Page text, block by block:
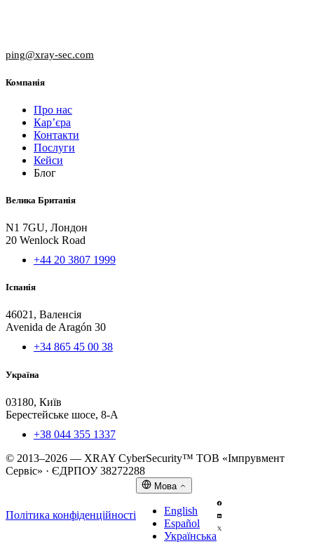
ping@xray-sec.com
Компанія
Про нас
Кар’єра
Контакти
Послуги
Кейси
Блог
Велика Британія
N1 7GU, Лондон
20 Wenlock Road
+44 20 3807 1999
Іспанія
46021, Валенсія
Avenida de Aragón 30
+34 865 45 00 38
Україна
03180, Київ
Берестейське шосе, 8-А
+38 044 355 1337
© 2013–2026 — XRAY CyberSecurity™ ТОВ «Імпрувмент
Сервіс» · ЄДРПОУ 38272288
Політика конфіденційності
Мова
English
Español
Українська